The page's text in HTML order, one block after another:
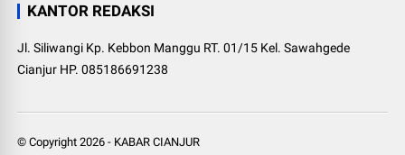
KANTOR REDAKSI
Jl. Siliwangi Kp. Kebbon Manggu RT. 01/15 Kel. Sawahgede
Cianjur HP. 085186691238
© Copyright2026 - KABAR CIANJUR